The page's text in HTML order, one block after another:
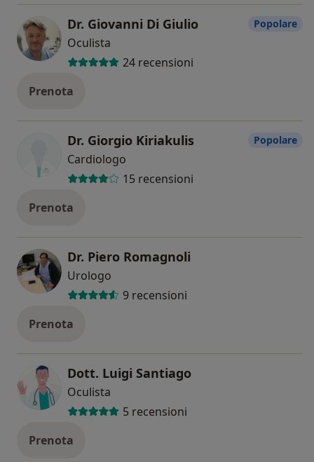
Dr. Giovanni Di Giulio
Oculista
24 recensioni
Popolare
Prenota
Dr. Giorgio Kiriakulis
Cardiologo
15 recensioni
Popolare
Prenota
Dr. Piero Romagnoli
Urologo
9 recensioni
Prenota
Dott. Luigi Santiago
Oculista
5 recensioni
Prenota